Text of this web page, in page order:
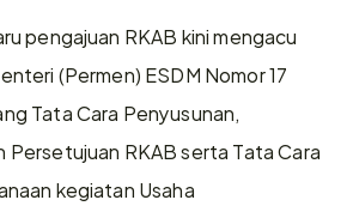
pengajuan RKAB kini mengacu
(Permen) ESDM Nomor 17
Tata Cara Penyusunan,
Persetujuan RKAB serta Tata Cara
kegiatan Usaha